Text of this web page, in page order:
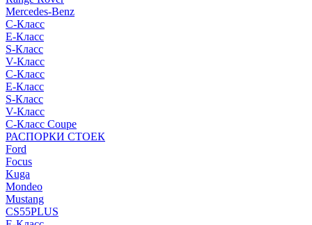
Mercedes-Benz
C-Класс
E-Класс
S-Класс
V-Класс
C-Класс
E-Класс
S-Класс
V-Класс
C-Класс Coupe
РАСПОРКИ СТОЕК
Ford
Focus
Kuga
Mondeo
Mustang
CS55PLUS